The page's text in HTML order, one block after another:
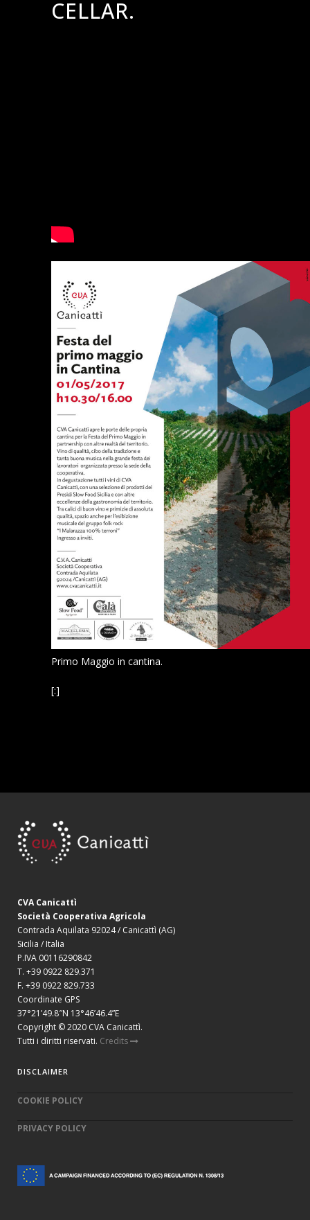
CELLAR.
Primo Maggio in cantina.
[:]
CVA Canicattì
Società Cooperativa Agricola
Contrada Aquilata 92024 / Canicattì (AG)
Sicilia / Italia
P.IVA 00116290842
T. +39 0922 829.371
F. +39 0922 829.733
Coordinate GPS
37°21’49.8″N 13°46’46.4”E
Copyright © 2020 CVA Canicattì.
Tutti i diritti riservati. Credits
DISCLAIMER
COOKIE POLICY
PRIVACY POLICY